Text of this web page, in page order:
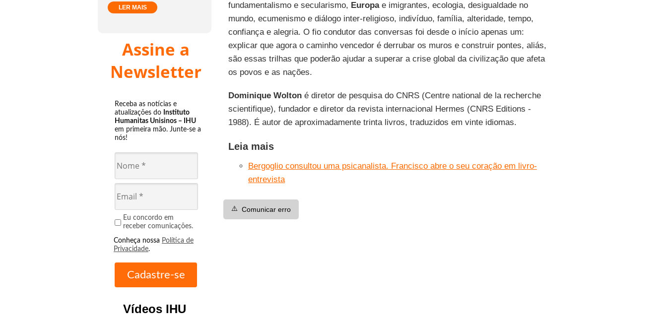
LER MAIS
Assine a
Newsletter
Receba as notícias e
atualizações do Instituto
Humanitas Unisinos – IHU
em primeira mão. Junte-se a
nós!
Eu concordo em
receber comunicações.
Conheça nossa Política de
Privacidade.
Vídeos IHU
fundamentalismo e secularismo, Europae imigrantes, ecologia, desigualdade no
mundo, ecumenismo e diálogo inter-religioso, indivíduo, família, alteridade, tempo,
confiança e alegria. O fio condutor das conversas foi desde o início apenas um:
explicar que agora o caminho vencedor é derrubar os muros e construir pontes, aliás,
são essas trilhas que poderão ajudar a superar a crise global da civilização que afeta
os povos e as nações.
Dominique Woltoné diretor de pesquisa do CNRS (Centre national de la recherche
scientifique), fundador e diretor da revista internacional Hermes (CNRS Editions -
1988). É autor de aproximadamente trinta livros, traduzidos em vinte idiomas.
Leia mais
Bergoglio consultou uma psicanalista. Francisco abre o seu coração em livro-
entrevista
⚠️ Comunicar erro